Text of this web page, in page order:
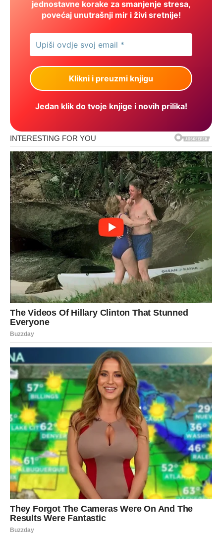
jednostavne korake za smanjenje stresa,
povećaj unutrašnji mir i živi sretnije!
Jedan klik do tvoje knjige i novih prilika!